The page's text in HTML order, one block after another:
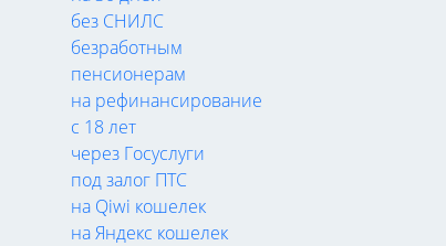
без СНИЛС
безработным
пенсионерам
на рефинансирование
с 18 лет
через Госуслуги
под залог ПТС
на Qiwi кошелек
на Яндекс кошелек